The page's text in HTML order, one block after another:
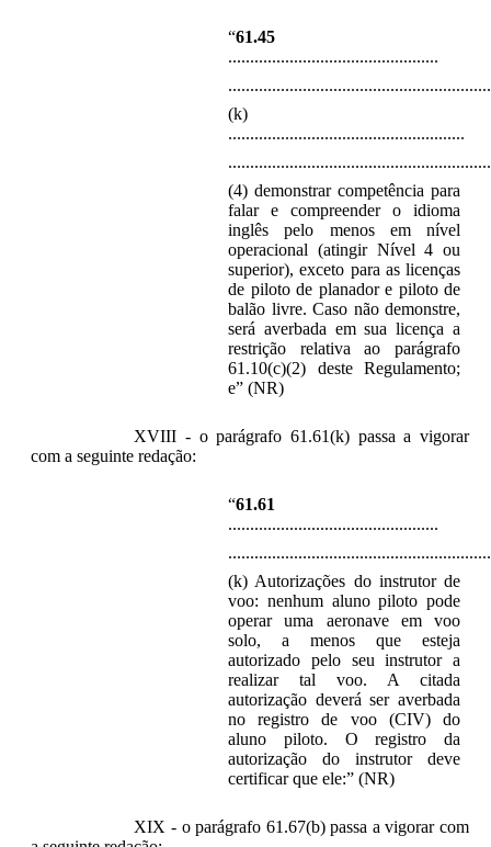
“61.45
................................................
............................................................
(k)
......................................................
............................................................
(4) demonstrar competência para
falar e compreender o idioma
inglês pelo menos em nível
operacional (atingir Nível 4 ou
superior), exceto para as licenças
de piloto de planador e piloto de
balão livre. Caso não demonstre,
será averbada em sua licença a
restrição relativa ao parágrafo
61.10(c)(2) deste Regulamento;
e” (NR)
XVIII - o parágrafo 61.61(k) passa a vigorar
com a seguinte redação:
“61.61
................................................
............................................................
(k) Autorizações do instrutor de
voo: nenhum aluno piloto pode
operar uma aeronave em voo
solo, a menos que esteja
autorizado pelo seu instrutor a
realizar tal voo. A citada
autorização deverá ser averbada
no registro de voo (CIV) do
aluno piloto. O registro da
autorização do instrutor deve
certificar que ele:” (NR)
XIX - o parágrafo 61.67(b) passa a vigorar com